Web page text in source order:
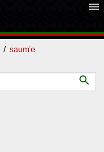
dehaze
saum'e
search